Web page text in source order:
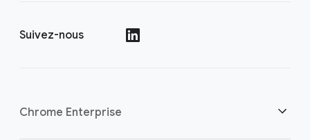
Suivez-nous
Chrome Enterprise